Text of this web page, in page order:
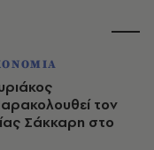
τον
Σάκκαρη στο